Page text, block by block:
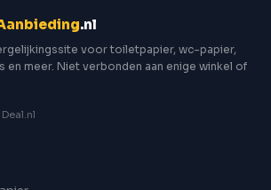
.nl
voor toiletpapier, wc-papier,
en meer. Niet verbonden aan enige winkel of
Deal.nl